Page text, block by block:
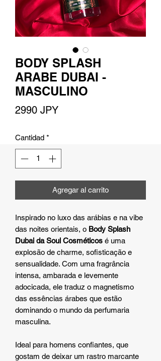
BODY SPLASH
ARABE DUBAI -
MASCULINO
2990 JPYPrecio
Cantidad *
Agregar al carrito
Inspirado no luxo das arábias e na vibe
das noites orientais, o Body Splash
Dubai da Soul Cosméticos é uma
explosão de charme, sofisticação e
sensualidade. Com uma fragrância
intensa, ambarada e levemente
adocicada, ele traduz o magnetismo
das essências árabes que estão
dominando o mundo da perfumaria
masculina.
Ideal para homens confiantes, que
gostam de deixar um rastro marcante